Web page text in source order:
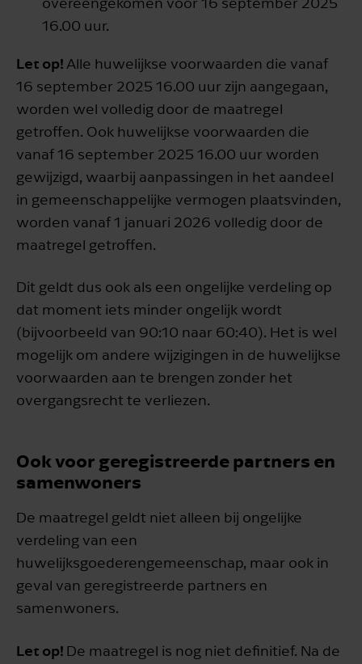
16.00 uur.
Let op! Alle huwelijkse voorwaarden die vanaf
16 september 2025 16.00 uur zijn aangegaan,
worden wel volledig door de maatregel
getroffen. Ook huwelijkse voorwaarden die
vanaf 16 september 2025 16.00 uur worden
gewijzigd, waarbij aanpassingen in het aandeel
in gemeenschappelijke vermogen plaatsvinden,
worden vanaf 1 januari 2026 volledig door de
maatregel getroffen.
Dit geldt dus ook als een ongelijke verdeling op
dat moment iets minder ongelijk wordt
(bijvoorbeeld van 90:10 naar 60:40). Het is wel
mogelijk om andere wijzigingen in de huwelijkse
voorwaarden aan te brengen zonder het
overgangsrecht te verliezen.
Ook voor geregistreerde partners en
samenwoners
De maatregel geldt niet alleen bij ongelijke
verdeling van een
huwelijksgoederengemeenschap, maar ook in
geval van geregistreerde partners en
samenwoners.
Let op! De maatregel is nog niet definitief. Na de